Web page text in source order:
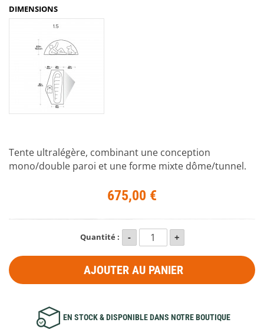
DIMENSIONS
Tente ultralégère, combinant une conception
mono/double paroi et une forme mixte dôme/tunnel.
675,00 €
Quantité :
AJOUTER AU PANIER
EN STOCK & DISPONIBLE DANS NOTRE BOUTIQUE